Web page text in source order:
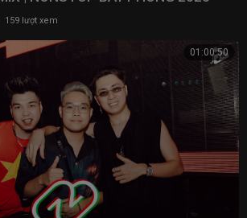
159 lượt xem
01:00:50